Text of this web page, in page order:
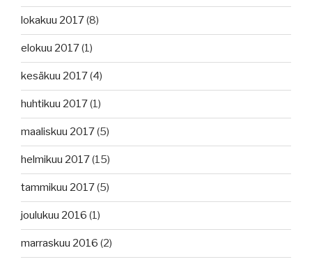
lokakuu 2017(8)
elokuu 2017(1)
kesäkuu 2017(4)
huhtikuu 2017(1)
maaliskuu 2017(5)
helmikuu 2017(15)
tammikuu 2017(5)
joulukuu 2016 (1)
marraskuu 2016 (2)